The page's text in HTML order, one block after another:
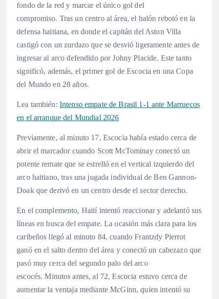
fondo de la red y marcar el único gol del
compromiso. Tras un centro al área, el balón rebotó en la
defensa haitiana, en donde el capitán del Aston Villa
castigó con un zurdazo que se desvió ligeramente antes de
ingresar al arco defendido por Johny Placide. Este tanto
significó, además, el primer gol de Escocia en una Copa
del Mundo en 28 años.
Lea también: Intenso empate de Brasil 1-1 ante Marruecos
en el arranque del Mundial 2026
Previamente, al minuto 17, Escocia había estado cerca de
abrir el marcador cuando Scott McTominay conectó un
potente remate que se estrelló en el vertical izquierdo del
arco haitiano, tras una jugada individual de Ben Gannon-
Doak que derivó en un centro desde el sector derecho.
En el complemento, Haití intentó reaccionar y adelantó sus
líneas en busca del empate. La ocasión más clara para los
caribeños llegó al minuto 84, cuando Frantzdy Pierrot
ganó en el salto dentro del área y conectó un cabezazo que
pasó muy cerca del segundo palo del arco
escocés. Minutos antes, al 72, Escocia estuvo cerca de
aumentar la ventaja mediante McGinn, quien intentó su